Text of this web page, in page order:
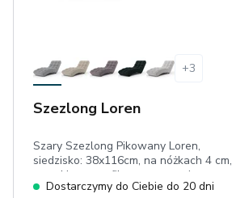
+3
Szezlong Loren
Szary Szezlong Pikowany Loren,
siedzisko: 38x116cm, na nóżkach 4 cm,
wysokie wyprofilowane oparcie,
przeszycia,welur eco-friendly
Dostarczymy do Ciebie do 20 dni